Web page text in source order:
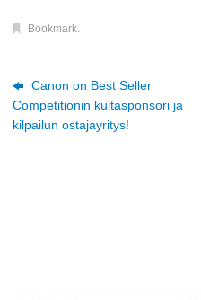
Bookmark.
Canon on Best Seller
Competitionin kultasponsori ja
kilpailun ostajayritys!